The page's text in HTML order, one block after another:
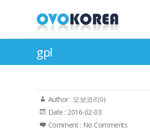
gpl
Author : 오보코리아
Date : 2016-02-03
Comment : No Comments